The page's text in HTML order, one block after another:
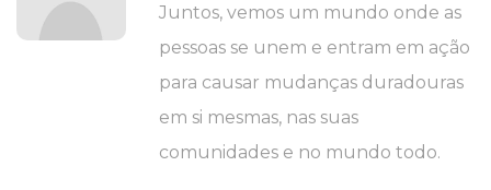
Juntos, vemos um mundo onde as
pessoas se unem e entram em ação
para causar mudanças duradouras
em si mesmas, nas suas
comunidades e no mundo todo.